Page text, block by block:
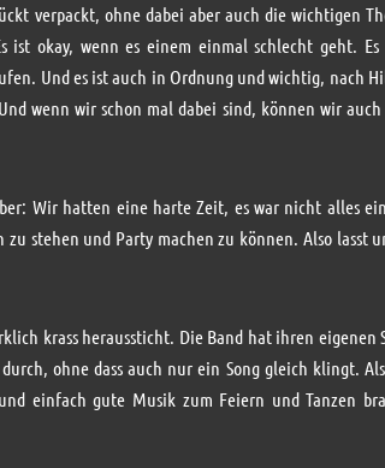
verpackt, ohne dabei aber auch die wichtigen
ist okay, wenn es einem einmal schlecht geht.
Und es ist auch in Ordnung und wichtig, nach
wenn wir schon mal dabei sind, können wir
Wir hatten eine harte Zeit, es war nicht alles
stehen und Party machen zu können. Also lasst
krass heraussticht. Die Band hat ihren eigenen
ohne dass auch nur ein Song gleich klingt.
einfach gute Musik zum Feiern und Tanzen